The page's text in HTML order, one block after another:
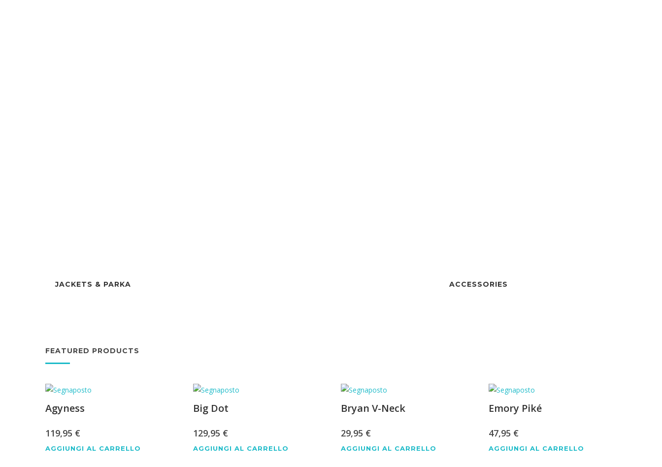
JACKETS & PARKA ACCESSORIES
FEATURED PRODUCTS
Agyness
119,95 €
AGGIUNGI AL CARRELLO
Big Dot
129,95 €
AGGIUNGI AL CARRELLO
Bryan V-Neck
29,95 €
AGGIUNGI AL CARRELLO
Emory Piké
47,95 €
AGGIUNGI AL CARRELLO